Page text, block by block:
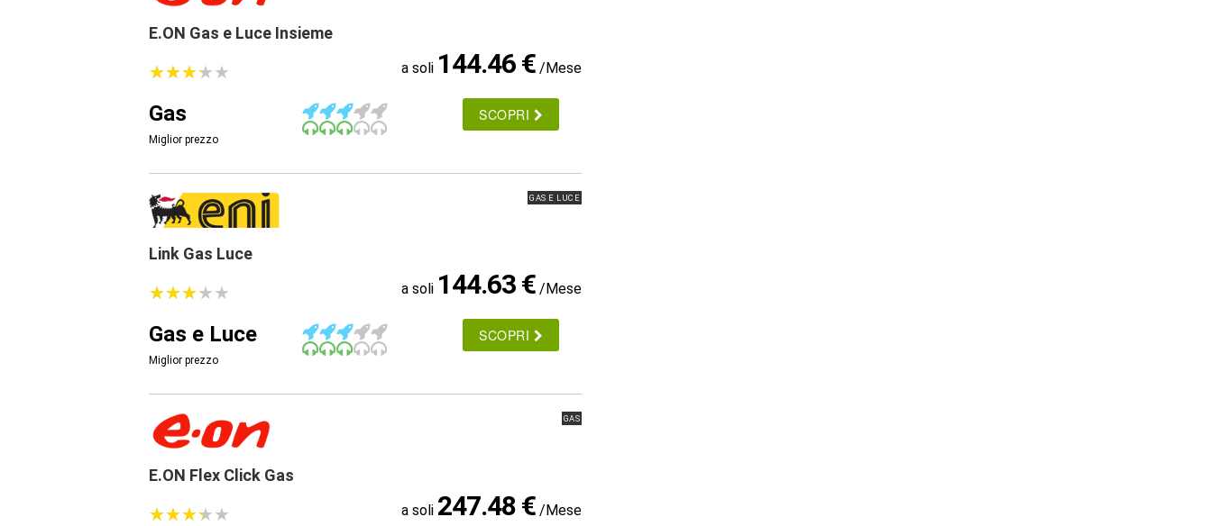
E.ON Gas e Luce Insieme
★★★★★
★★★★★ a soli 144.46 € /Mese
Gas
Miglior prezzo
SCOPRI
GAS E LUCE
Link Gas Luce
★★★★★
★★★★★ a soli 144.63 € /Mese
Gas e Luce
Miglior prezzo
SCOPRI
GAS
E.ON Flex Click Gas
★★★★★
★★★★★ a soli 247.48 € /Mese